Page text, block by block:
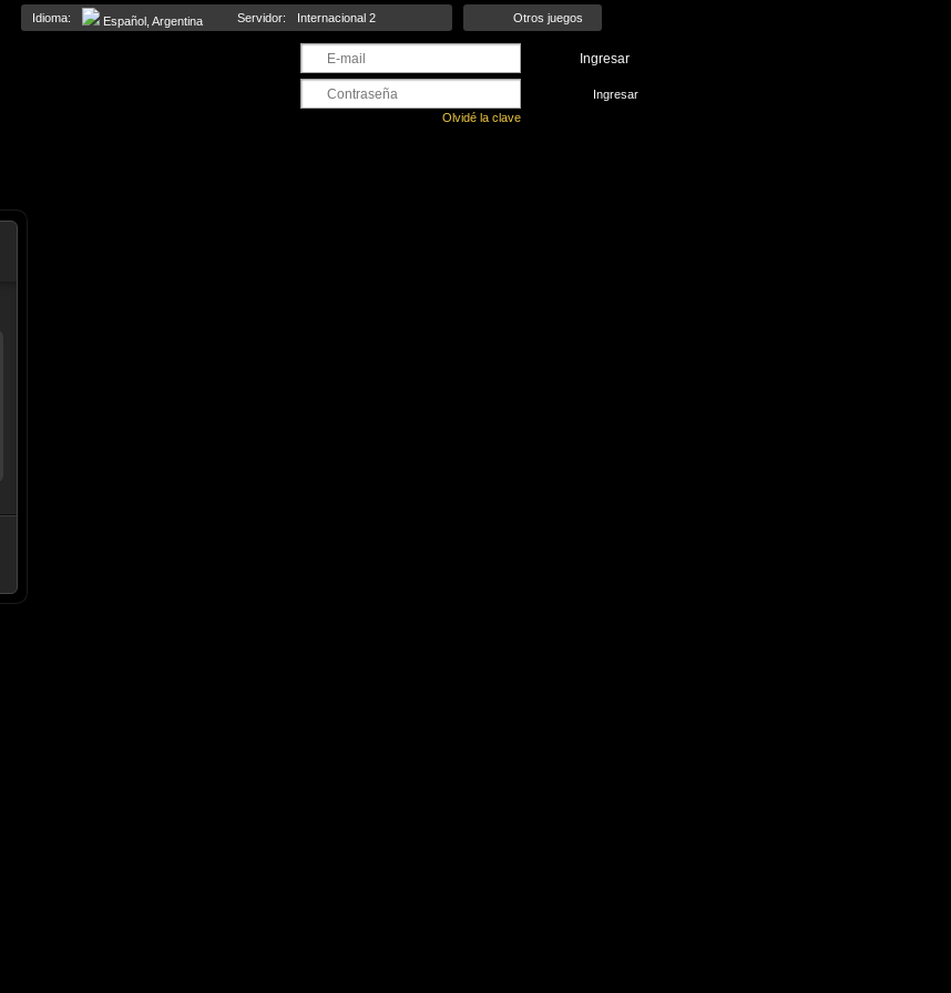
Idioma: Español, Argentina Servidor: Internacional 2 Otros juegos
Olvidé la clave
Ingresar
Ingresar